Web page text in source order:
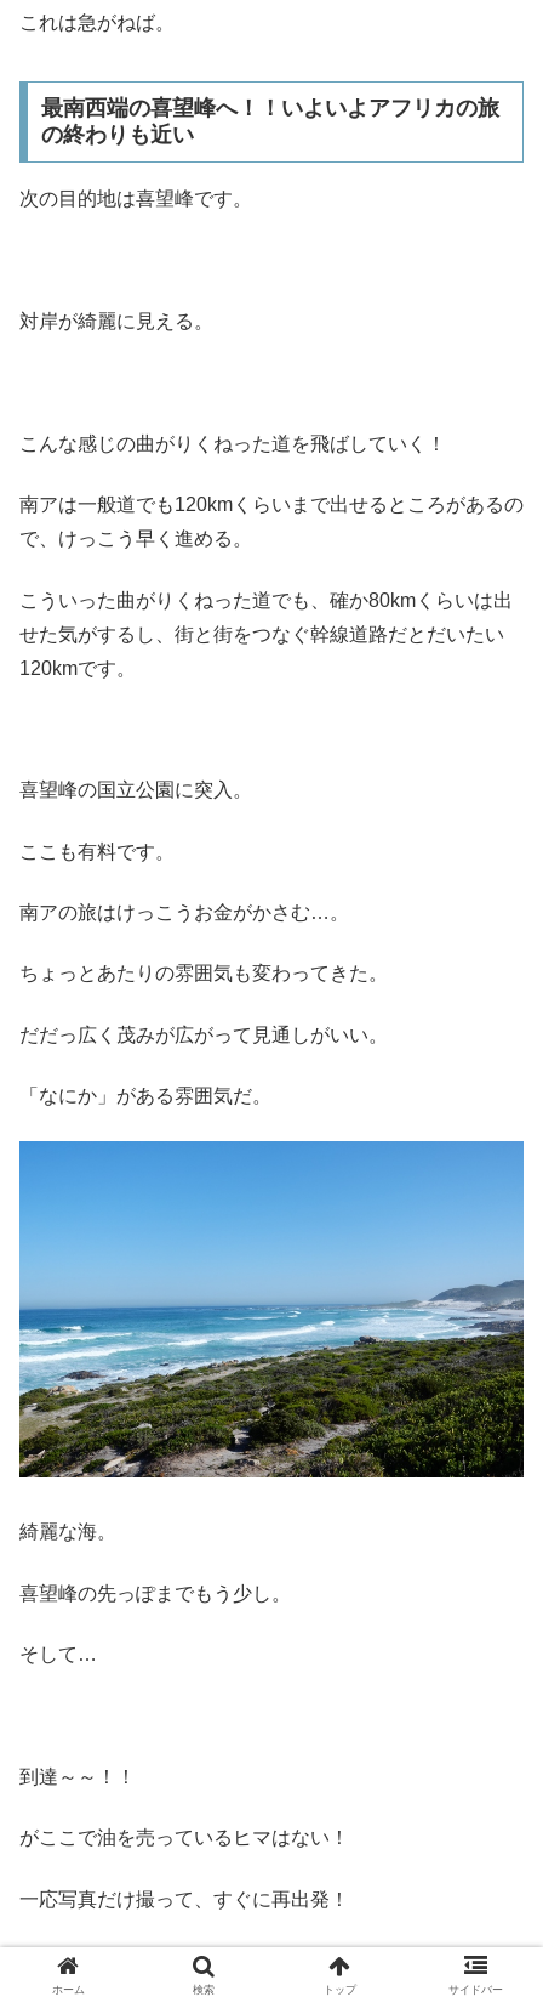
海の方にもいっぱい。
でも泳いでいるペンギンは見れませんでした。
多分いたと思うんだけど、遠すぎて確認できず！
(歩道から出ちゃいけないんです。)
これは急がねば。
の終わりも近い
次の目的地は喜望峰です。
こんな感じの曲がりくねった道を飛ばしていく！
南アは一般道でも120kmくらいまで出せるところがあるの
で、けっこう早く進める。
こういった曲がりくねった道でも、確か80kmくらいは出
120kmです。
ホーム 検索 トップ サイドバー